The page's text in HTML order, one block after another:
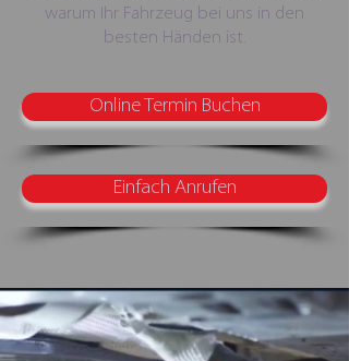
warum Ihr Fahrzeug bei uns in den
besten Händen ist.
Online Termin Buchen
Einfach Anrufen